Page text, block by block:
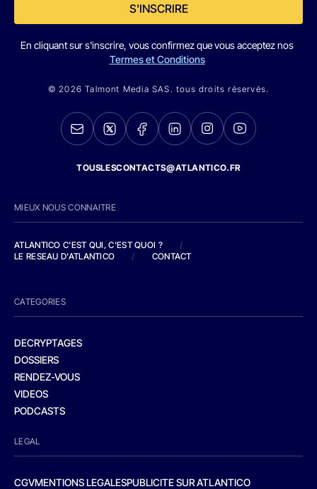
S'INSCRIRE
En cliquant sur s'inscrire, vous confirmez que vous acceptez nos
Termes et Conditions
© 2026 Talmont Media SAS. tous droits réservés.
TOUSLESCONTACTS@ATLANTICO.FR
MIEUX NOUS CONNAITRE
ATLANTICO C'EST QUI, C'EST QUOI ?
/
LE RESEAU D'ATLANTICO
/ CONTACT
CATEGORIES
DECRYPTAGES
DOSSIERS
RENDEZ-VOUS
VIDEOS
PODCASTS
LEGAL
CGVMENTIONS LEGALESPUBLICITE SUR ATLANTICO